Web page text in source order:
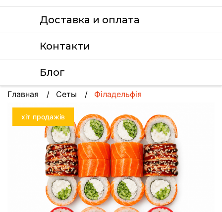
Доставка и оплата
Контакти
Блог
Главная Сеты Філадельфія
хіт продажів